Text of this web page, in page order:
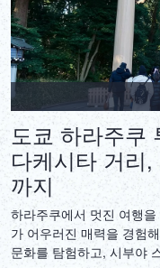
도쿄 하라주쿠
다케시타 거리
까지
하라주쿠에서 멋진 여행
가 어우러진 매력을 경험
문화를 탐험하고, 시부야